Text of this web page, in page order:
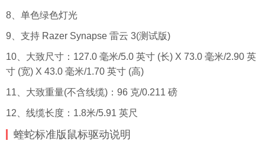
8、单色绿色灯光
9、支持 Razer Synapse 雷云 3(测试版)
10、大致尺寸：127.0 毫米/5.0 英寸 (长) X 73.0 毫米/2.90 英
寸 (宽) X 43.0 毫米/1.70 英寸 (高)
11、大致重量(不含线缆)：96 克/0.211 磅
12、线缆长度：1.8米/5.91 英尺
蝰蛇标准版鼠标驱动说明